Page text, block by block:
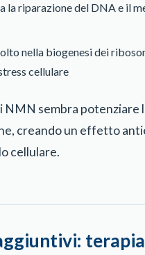
la riparazione del DNA e il
nella biogenesi dei
cellulare
NMN sembra potenziare
creando un effetto
cellulare.